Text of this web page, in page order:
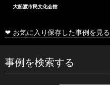
大船渡市民文化会館
❤ お気に入り保存した事例を見る
事例を検索する